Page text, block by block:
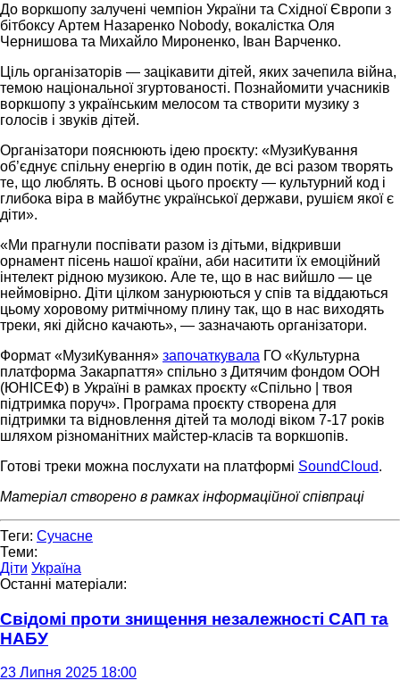
До воркшопу залучені чемпіон України та Східної Європи з
бітбоксу Артем Назаренко Nobody, вокалістка Оля
Чернишова та Михайло Мироненко, Іван Варченко.
Ціль організаторів — зацікавити дітей, яких зачепила війна,
темою національної згуртованості. Познайомити учасників
воркшопу з українським мелосом та створити музику з
голосів і звуків дітей.
Організатори пояснюють ідею проєкту: «МузиКування
об’єднує спільну енергію в один потік, де всі разом творять
те, що люблять. В основі цього проєкту — культурний код і
глибока віра в майбутнє української держави, рушієм якої є
діти».
«Ми прагнули поспівати разом із дітьми, відкривши
орнамент пісень нашої країни, аби наситити їх емоційний
інтелект рідною музикою. Але те, що в нас вийшло — це
неймовірно. Діти цілком занурюються у спів та віддаються
цьому хоровому ритмічному плину так, що в нас виходять
треки, які дійсно качають», — зазначають організатори.
Формат «МузиКування» започаткувала ГО «Культурна
платформа Закарпаття» спільно з Дитячим фондом ООН
(ЮНІСЕФ) в Україні в рамках проєкту «Спільно | твоя
підтримка поруч». Програма проєкту створена для
підтримки та відновлення дітей та молоді віком 7-17 років
шляхом різноманітних майстер-класів та воркшопів.
Готові треки можна послухати на платформі SoundCloud.
Матеріал створено в рамках інформаційної співпраці
Теги: Сучасне
Теми:
Діти Україна
Останні матеріали:
Свідомі проти знищення незалежності САП та
НАБУ
23 Липня 2025 18:00